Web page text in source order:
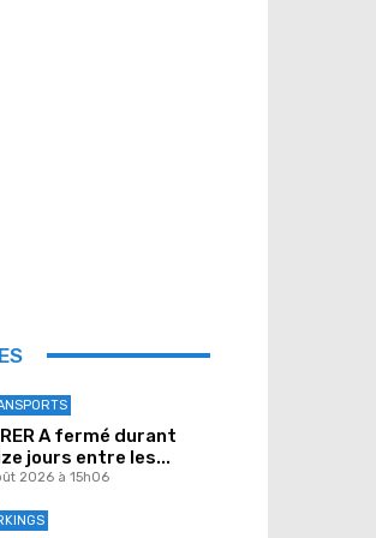
A fermé durant
jours entre les...
2026 à 15h06